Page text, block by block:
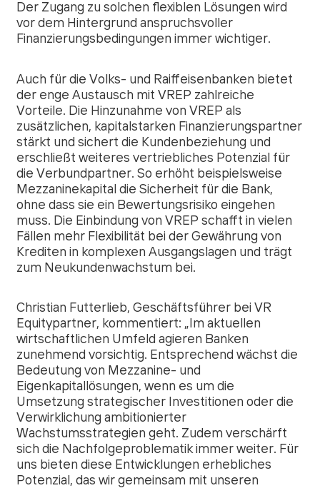
Der Zugang zu solchen flexiblen Lösungen wird
vor dem Hintergrund anspruchsvoller
Finanzierungsbedingungen immer wichtiger.
Auch für die Volks- und Raiffeisenbanken bietet
der enge Austausch mit VREP zahlreiche
Vorteile. Die Hinzunahme von VREP als
zusätzlichen, kapitalstarken Finanzierungspartner
stärkt und sichert die Kundenbeziehung und
erschließt weiteres vertriebliches Potenzial für
die Verbundpartner. So erhöht beispielsweise
Mezzaninekapital die Sicherheit für die Bank,
ohne dass sie ein Bewertungsrisiko eingehen
muss. Die Einbindung von VREP schafft in vielen
Fällen mehr Flexibilität bei der Gewährung von
Krediten in komplexen Ausgangslagen und trägt
zum Neukundenwachstum bei.
Christian Futterlieb, Geschäftsführer bei VR
Equitypartner, kommentiert: „Im aktuellen
wirtschaftlichen Umfeld agieren Banken
zunehmend vorsichtig. Entsprechend wächst die
Bedeutung von Mezzanine- und
Eigenkapitallösungen, wenn es um die
Umsetzung strategischer Investitionen oder die
Verwirklichung ambitionierter
Wachstumsstrategien geht. Zudem verschärft
sich die Nachfolgeproblematik immer weiter. Für
uns bieten diese Entwicklungen erhebliches
Potenzial, das wir gemeinsam mit unseren